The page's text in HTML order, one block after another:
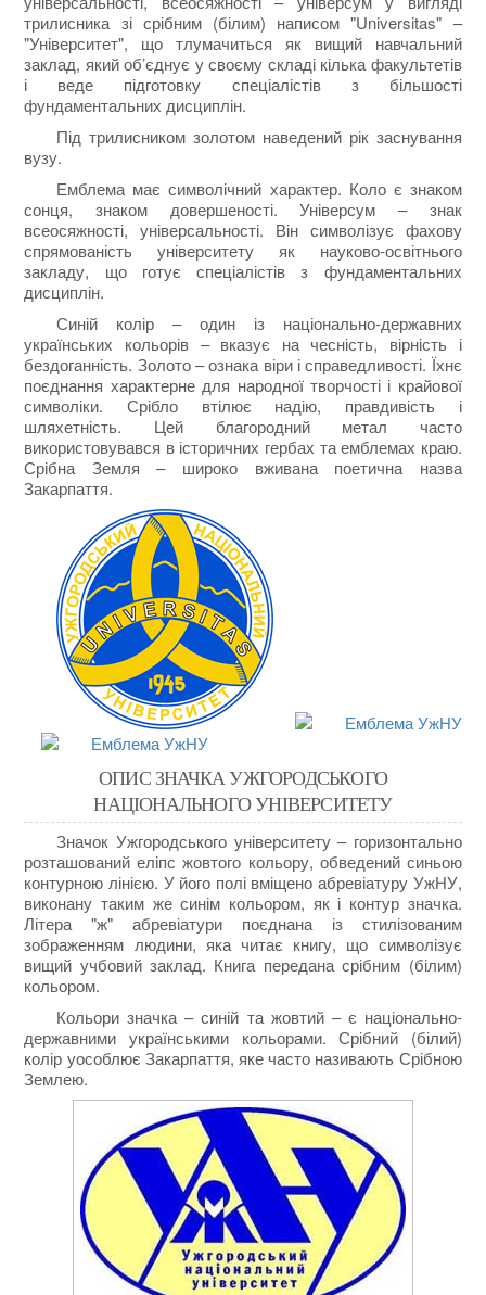
трилисника зі срібним (білим) написом "Universitas" –
"Університет", що тлумачиться як вищий навчальний
заклад, який об’єднує у своєму складі кілька факультетів
і веде підготовку спеціалістів з більшості
фундаментальних дисциплін.
Під трилисником золотом наведений рік заснування
вузу.
Емблема має символічний характер. Коло є знаком
сонця, знаком довершеності. Універсум – знак
всеосяжності, універсальності. Він символізує фахову
спрямованість університету як науково-освітнього
закладу, що готує спеціалістів з фундаментальних
дисциплін.
Синій колір – один із національно-державних
українських кольорів – вказує на чесність, вірність і
бездоганність. Золото – ознака віри і справедливості. Їхнє
поєднання характерне для народної творчості і крайової
символіки. Срібло втілює надію, правдивість і
шляхетність. Цей благородний метал часто
використовувався в історичних гербах та емблемах краю.
Срібна Земля – широко вживана поетична назва
Закарпаття.
ОПИС ЗНАЧКА УЖГОРОДСЬКОГО
НАЦІОНАЛЬНОГО УНІВЕРСИТЕТУ
Значок Ужгородського університету – горизонтально
розташований еліпс жовтого кольору, обведений синьою
контурною лінією. У його полі вміщено абревіатуру УжНУ,
виконану таким же синім кольором, як і контур значка.
Літера "ж" абревіатури поєднана із стилізованим
зображенням людини, яка читає книгу, що символізує
вищий учбовий заклад. Книга передана срібним (білим)
кольором.
Кольори значка – синій та жовтий – є національно-
державними українськими кольорами. Срібний (білий)
колір уособлює Закарпаття, яке часто називають Срібною
Землею.